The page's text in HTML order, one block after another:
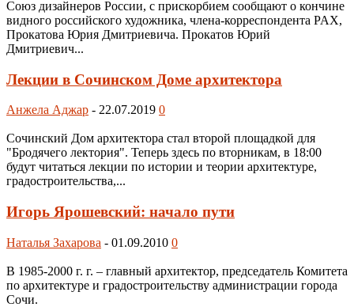
Союз дизайнеров России, с прискорбием сообщают о кончине
видного российского художника, члена-корреспондента PAX,
Прокатова Юрия Дмитриевича. Прокатов Юрий
Дмитриевич...
Лекции в Сочинском Доме архитектора
Анжела Аджар - 22.07.2019 0
Сочинский Дом архитектора стал второй площадкой для
"Бродячего лектория". Теперь здесь по вторникам, в 18:00
будут читаться лекции по истории и теории архитектуре,
градостроительства,...
Игорь Ярошевский: начало пути
Наталья Захарова - 01.09.2010 0
В 1985-2000 г. г. – главный архитектор, председатель Комитета
по архитектуре и градостроительству администрации города
Сочи.